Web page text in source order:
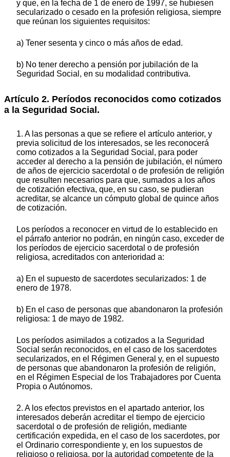
y que, en la fecha de 1 de enero de 1997, se hubiesen
secularizado o cesado en la profesión religiosa, siempre
que reúnan los siguientes requisitos:
a) Tener sesenta y cinco o más años de edad.
b) No tener derecho a pensión por jubilación de la
Seguridad Social, en su modalidad contributiva.
Artículo 2. Períodos reconocidos como cotizados
a la Seguridad Social.
1. A las personas a que se refiere el artículo anterior, y
previa solicitud de los interesados, se les reconocerá
como cotizados a la Seguridad Social, para poder
acceder al derecho a la pensión de jubilación, el número
de años de ejercicio sacerdotal o de profesión de religión
que resulten necesarios para que, sumados a los años
de cotización efectiva, que, en su caso, se pudieran
acreditar, se alcance un cómputo global de quince años
de cotización.
Los períodos a reconocer en virtud de lo establecido en
el párrafo anterior no podrán, en ningún caso, exceder de
los períodos de ejercicio sacerdotal o de profesión
religiosa, acreditados con anterioridad a:
a) En el supuesto de sacerdotes secularizados: 1 de
enero de 1978.
b) En el caso de personas que abandonaron la profesión
religiosa: 1 de mayo de 1982.
Los períodos asimilados a cotizados a la Seguridad
Social serán reconocidos, en el caso de los sacerdotes
secularizados, en el Régimen General y, en el supuesto
de personas que abandonaron la profesión de religión,
en el Régimen Especial de los Trabajadores por Cuenta
Propia o Autónomos.
2. A los efectos previstos en el apartado anterior, los
interesados deberán acreditar el tiempo de ejercicio
sacerdotal o de profesión de religión, mediante
certificación expedida, en el caso de los sacerdotes, por
el Ordinario correspondiente y, en los supuestos de
religioso o religiosa, por la autoridad competente de la